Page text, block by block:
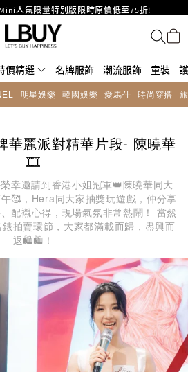
人氣限量特別版限時原價低至75折!
手袋及首飾原價低至6折，立即入手!
Switch 2 正規商品零售店登陸MOKO 4樓
轉帳及轉數快付款注意事項
HKD500即享免運費！
署頒發2026《正版正貨承諾》商標
價精選 名牌服飾 潮流服飾 童裝
明星娛樂 韓國娛樂 愛馬仕 時尚穿搭
華麗派對精華片段- 陳曉華
🎞️
幸邀請到香港小姐冠軍👑陳曉華同大
🥰，Hera同大家抽獎玩遊戲，仲分享
配襯心得，現場氣氛非常熱鬧！ 當然
拍賣環節，大家都滿載而歸，盡興而
返🛍🛍！